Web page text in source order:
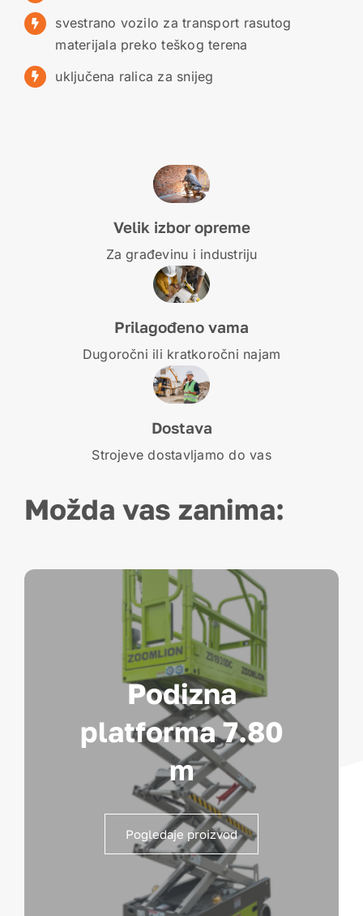
svestrano vozilo za transport rasutog
materijala preko teškog terena
uključena ralica za snijeg
Velik izbor opreme
Za građevinu i industriju
Prilagođeno vama
Dugoročni ili kratkoročni najam
Dostava
Strojeve dostavljamo do vas
Možda vas zanima:
Podizna
platforma 7.80
m
Pogledaje proizvod